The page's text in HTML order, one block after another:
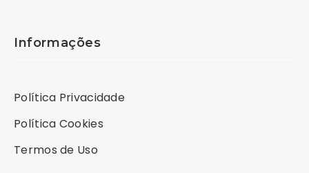
Informações
Política Privacidade
Política Cookies
Termos de Uso